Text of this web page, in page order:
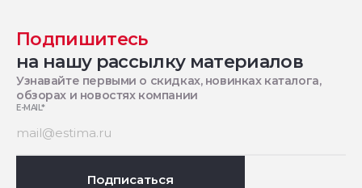
Подпишитесь
на нашу рассылку материалов
Узнавайте первыми о скидках, новинках каталога,
обзорах и новостях компании
E-MAIL*
Подписаться